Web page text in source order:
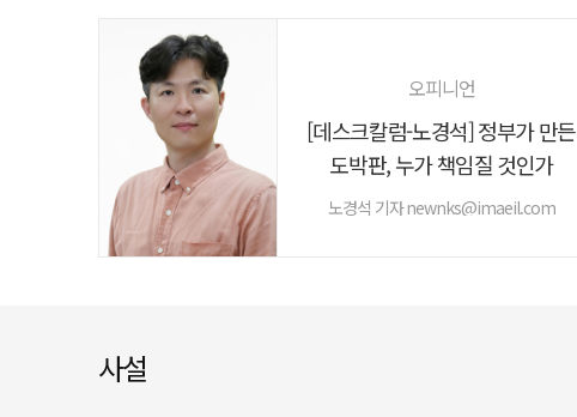
오피니언
[데스크칼럼-노경석] 정부가 만든
도박판, 누가 책임질 것인가
노경석 기자 newnks@imaeil.com
사설